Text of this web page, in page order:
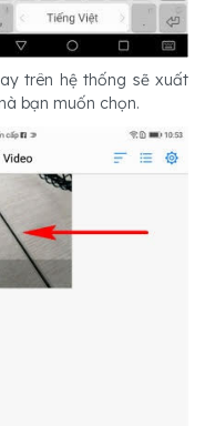
trên hệ thống sẽ xuất
bạn muốn chọn.